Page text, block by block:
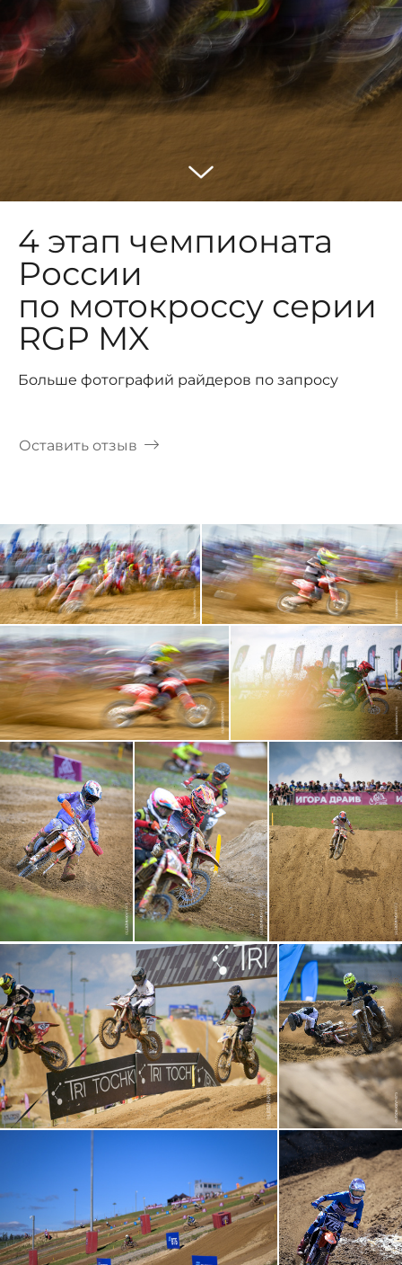
4 этап чемпионата
России
по мотокроссу серии
RGP MX
Больше фотографий райдеров по запросу
Оставить отзыв